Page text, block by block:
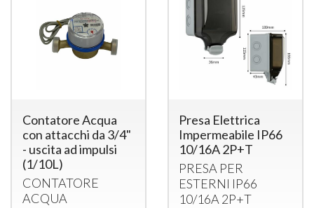
Contatore Acqua
con attacchi da 3/4"
- uscita ad impulsi
(1/10L)
CONTATORE
ACQUA
Presa Elettrica
Impermeabile IP66
10/16A 2P+T
PRESA PER
ESTERNI IP66
10/16A 2P+T